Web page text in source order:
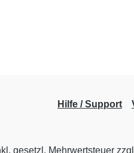
Hilfe / Support
gesetzl. Mehrwertsteuer